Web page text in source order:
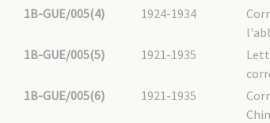
1B-GUE/005(4)
1924-1934
1B-GUE/005(5)
1921-1935
1B-GUE/005(6)
1921-1935